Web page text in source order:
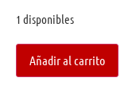
1 disponibles
Añadir al carrito